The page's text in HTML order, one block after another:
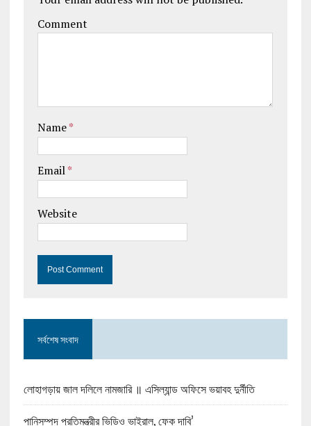
Comment
Name*
Email*
Website
সর্বশেষ সংবাদ
লোহাগড়ায় জাল দলিলে নামজারি ॥ এসিল্যান্ড অফিসে ভয়াবহ দুর্নীতি
পানিসম্পদ প্রতিমন্ত্রীর ভিডিও ভাইরাল, ফেক দাবি’